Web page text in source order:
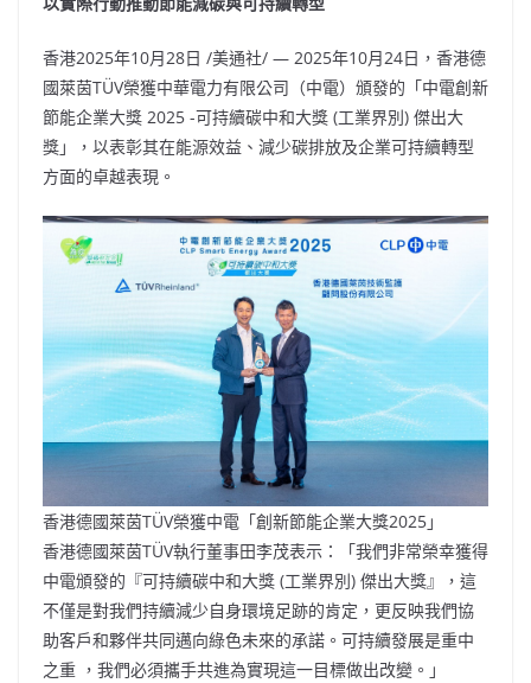
香港2025年10月28日 /美通社/ — 2025年10月24日， 香港德
國萊茵TÜV榮獲中華電力有限公司（中電）頒發的「中電創新
節能企業大獎 2025 -可持續碳中和大獎 (工業界別) 傑出大
獎」，以表彰其在能源效益、減少碳排放及企業可持續轉型
方面的卓越表現。
香港德國萊茵TÜV榮獲中電「創新節能企業大獎2025」
香港德國萊茵TÜV執行董事田李茂表示：「我們非常榮幸獲得
中電頒發的『可持續碳中和大獎 (工業界別) 傑出大獎』，這
不僅是對我們持續減少自身環境足跡的肯定，更反映我們協
助客戶和夥伴共同邁向綠色未來的承諾。可持續發展是重中
之重 ，我們必須攜手共進為實現這一目標做出改變。」